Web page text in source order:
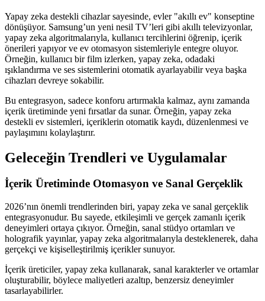
Yapay zeka destekli cihazlar sayesinde, evler "akıllı ev" konseptine
dönüşüyor. Samsung’un yeni nesil TV’leri gibi akıllı televizyonlar,
yapay zeka algoritmalarıyla, kullanıcı tercihlerini öğrenip, içerik
önerileri yapıyor ve ev otomasyon sistemleriyle entegre oluyor.
Örneğin, kullanıcı bir film izlerken, yapay zeka, odadaki
ışıklandırma ve ses sistemlerini otomatik ayarlayabilir veya başka
cihazları devreye sokabilir.
Bu entegrasyon, sadece konforu artırmakla kalmaz, aynı zamanda
içerik üretiminde yeni fırsatlar da sunar. Örneğin, yapay zeka
destekli ev sistemleri, içeriklerin otomatik kaydı, düzenlenmesi ve
paylaşımını kolaylaştırır.
Geleceğin Trendleri ve Uygulamalar
İçerik Üretiminde Otomasyon ve Sanal Gerçeklik
2026’nın önemli trendlerinden biri, yapay zeka ve sanal gerçeklik
entegrasyonudur. Bu sayede, etkileşimli ve gerçek zamanlı içerik
deneyimleri ortaya çıkıyor. Örneğin, sanal stüdyo ortamları ve
holografik yayınlar, yapay zeka algoritmalarıyla desteklenerek, daha
gerçekçi ve kişiselleştirilmiş içerikler sunuyor.
İçerik üreticiler, yapay zeka kullanarak, sanal karakterler ve ortamlar
oluşturabilir, böylece maliyetleri azaltıp, benzersiz deneyimler
tasarlayabilirler.